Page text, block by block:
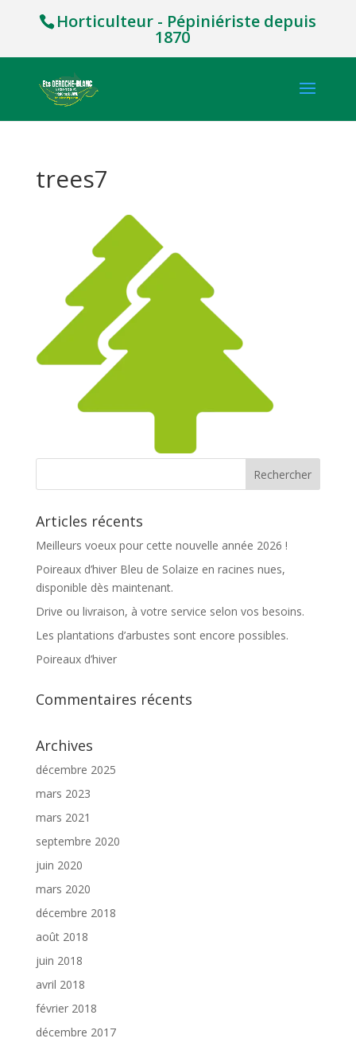
Horticulteur - Pépiniériste depuis
1870
trees7
Articles récents
Meilleurs voeux pour cette nouvelle année 2026 !
Poireaux d’hiver Bleu de Solaize en racines nues,
disponible dès maintenant.
Drive ou livraison, à votre service selon vos besoins.
Les plantations d’arbustes sont encore possibles.
Poireaux d’hiver
Commentaires récents
Archives
décembre 2025
mars 2023
mars 2021
septembre 2020
juin 2020
mars 2020
décembre 2018
août 2018
juin 2018
avril 2018
février 2018
décembre 2017